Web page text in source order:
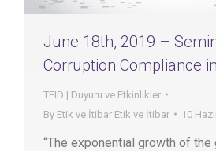
June 18th, 2019 –
Corruption Compliance
TEID | Duyuru ve Etkinlikler
By Etik ve İtibar Etik ve İtibar 10
“The exponential growth of